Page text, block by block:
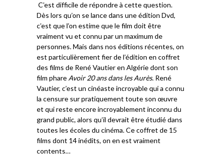
C’est difficile de répondre à cette question.
Dès lors qu’on se lance dans une édition Dvd,
c’est que l’on estime que le film doit être
vraiment vu et connu par un maximum de
personnes. Mais dans nos éditions récentes, on
est particulièrement fier de l’édition en coffret
des films de René Vautier en Algérie dont son
film phare Avoir 20 ans dans les Aurès. René
Vautier, c’est un cinéaste incroyable qui a connu
la censure sur pratiquement toute son œuvre
et qui reste encore incroyablement inconnu du
grand public, alors qu’il devrait être étudié dans
toutes les écoles du cinéma. Ce coffret de 15
films dont 14 inédits, on en est vraiment
contents…